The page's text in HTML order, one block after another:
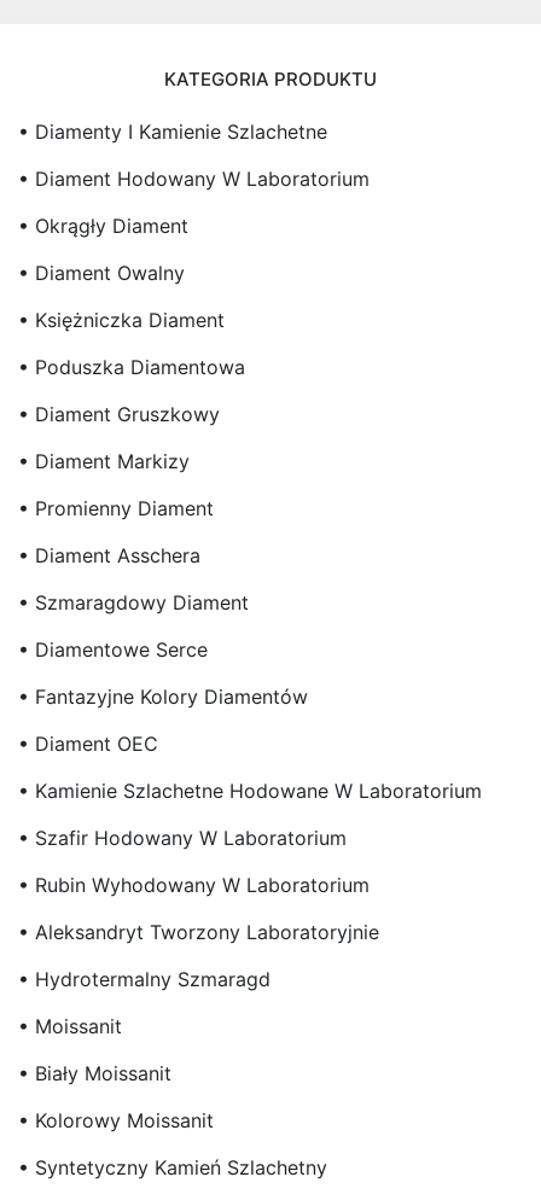
KATEGORIA PRODUKTU
• Diamenty I Kamienie Szlachetne
• Diament Hodowany W Laboratorium
• Okrągły Diament
• Diament Owalny
• Księżniczka Diament
• Poduszka Diamentowa
• Diament Gruszkowy
• Diament Markizy
• Promienny Diament
• Diament Asschera
• Szmaragdowy Diament
• Diamentowe Serce
• Fantazyjne Kolory Diamentów
• Diament OEC
• Kamienie Szlachetne Hodowane W Laboratorium
• Szafir Hodowany W Laboratorium
• Rubin Wyhodowany W Laboratorium
• Aleksandryt Tworzony Laboratoryjnie
• Hydrotermalny Szmaragd
• Moissanit
• Biały Moissanit
• Kolorowy Moissanit
• Syntetyczny Kamień Szlachetny